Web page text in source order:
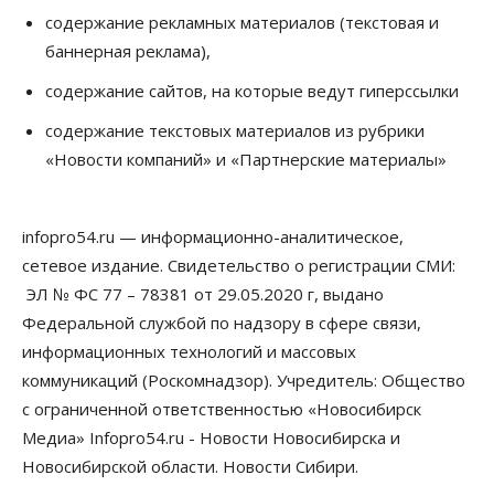
Роспотребнадзор изъял почти полторы тонны
мяса в Новосибирской области
07 Августа 2026, 15:00
Финансы
Расходы новосибирцев на спорт выросли на 40%
за полгода
07 Августа 2026, 14:35
07 Августа 2026, 14:00
Власть
В Новосибирске многодетным семьям вручили
сертификаты на покупку автомобилей
07 Августа 2026, 13:55
Общество
Треть автовладельцев в Новосибирской области
«поставили машины на прикол»
07 Августа 2026, 13:00
содержание рекламных материалов (текстовая и
баннерная реклама),
содержание сайтов, на которые ведут гиперссылки
содержание текстовых материалов из рубрики
«Новости компаний» и «Партнерские материалы»
infopro54.ru — информационно-аналитическое,
сетевое издание. Свидетельство о регистрации СМИ:
ЭЛ № ФС 77 – 78381 от 29.05.2020 г, выдано
Федеральной службой по надзору в сфере связи,
информационных технологий и массовых
коммуникаций (Роскомнадзор). Учредитель: Общество
с ограниченной ответственностью «Новосибирск
Медиа» Infopro54.ru - Новости Новосибирска и
Новосибирской области. Новости Сибири.